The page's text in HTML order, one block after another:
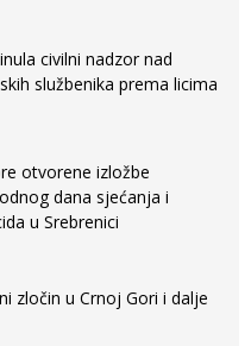
civilni nadzor nad
službenika prema licima
otvorene izložbe
dana sjećanja i
u Srebrenici
zločin u Crnoj Gori i dalje